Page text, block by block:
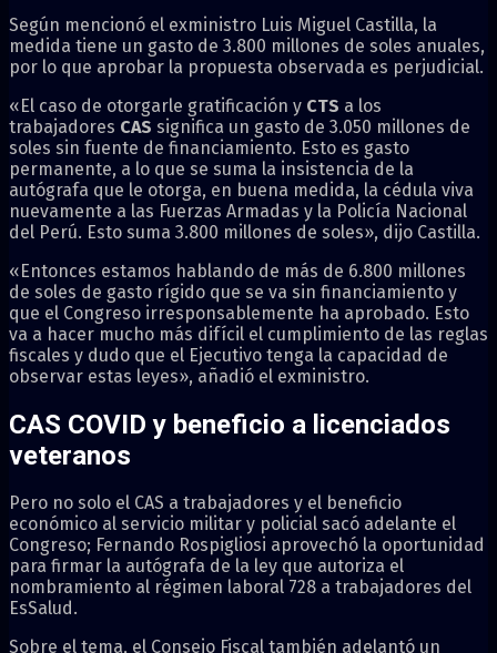
Según mencionó el exministro Luis Miguel Castilla, la
medida tiene un gasto de 3.800 millones de soles anuales,
por lo que aprobar la propuesta observada es perjudicial.
«El caso de otorgarle gratificación y CTS a los
trabajadores CAS significa un gasto de 3.050 millones de
soles sin fuente de financiamiento. Esto es gasto
permanente, a lo que se suma la insistencia de la
autógrafa que le otorga, en buena medida, la cédula viva
nuevamente a las Fuerzas Armadas y la Policía Nacional
del Perú. Esto suma 3.800 millones de soles», dijo Castilla.
«Entonces estamos hablando de más de 6.800 millones
de soles de gasto rígido que se va sin financiamiento y
que el Congreso irresponsablemente ha aprobado. Esto
va a hacer mucho más difícil el cumplimiento de las reglas
fiscales y dudo que el Ejecutivo tenga la capacidad de
observar estas leyes», añadió el exministro.
CAS COVID y beneficio a licenciados
veteranos
Pero no solo el CAS a trabajadores y el beneficio
económico al servicio militar y policial sacó adelante el
Congreso; Fernando Rospigliosi aprovechó la oportunidad
para firmar la autógrafa de la ley que autoriza el
nombramiento al régimen laboral 728 a trabajadores del
EsSalud.
Sobre el tema, el Consejo Fiscal también adelantó un